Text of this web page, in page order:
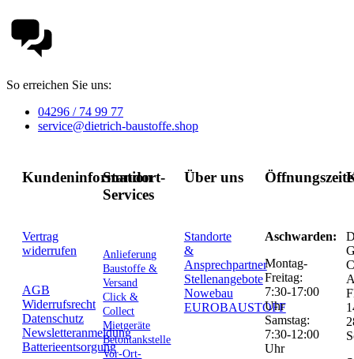
So erreichen Sie uns:
04296 / 74 99 77
service@dietrich-baustoffe.shop
Kundeninformation
Vertrag
widerrufen
AGB
Widerrufsrecht
Datenschutz
Newsletteranmeldung
Batterieentsorgung
Standort-
Services
Anlieferung
Baustoffe &
Versand
Click &
Collect
Mietgeräte
Betontankstelle
Vor-Ort-
Über uns
Standorte
&
Ansprechpartner
Stellenangebote
Nowebau
EUROBAUSTOFF
Aschwarden:
Montag-
Freitag:
7:30-17:00
Uhr
Samstag:
7:30-12:00
Uhr